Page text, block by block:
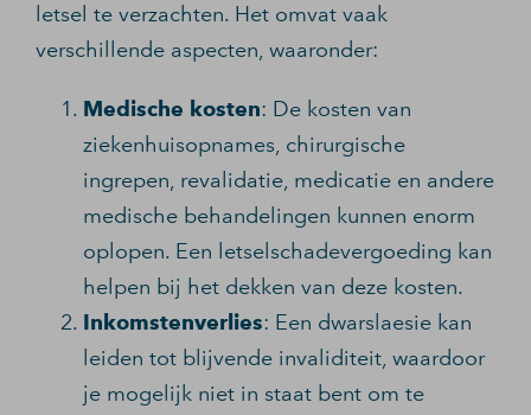
letsel te verzachten. Het omvat vaak
verschillende aspecten, waaronder:
Medische kosten: De kosten van
ziekenhuisopnames, chirurgische
ingrepen, revalidatie, medicatie en andere
medische behandelingen kunnen enorm
oplopen. Een letselschadevergoeding kan
helpen bij het dekken van deze kosten.
Inkomstenverlies: Een dwarslaesie kan
leiden tot blijvende invaliditeit, waardoor
je mogelijk niet in staat bent om te